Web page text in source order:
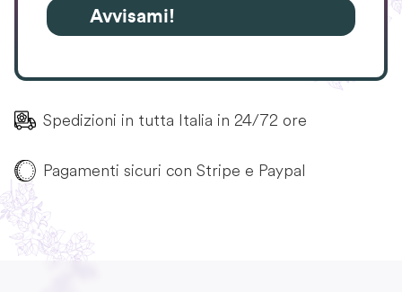
Avvisami!
Spedizioni in tutta Italia in 24/72 ore
Pagamenti sicuri con Stripe e Paypal